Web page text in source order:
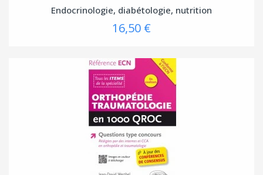
Endocrinologie, diabétologie, nutrition
16,50 €